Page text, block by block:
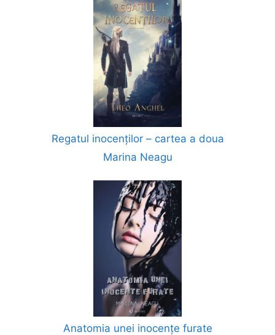
Regatul inocenților – cartea a doua
Marina Neagu
Anatomia unei inocențe furate